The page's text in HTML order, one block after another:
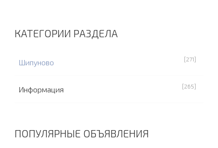
КАТЕГОРИИ РАЗДЕЛА
Шипуново [271]
Информация [265]
ПОПУЛЯРНЫЕ ОБЪЯВЛЕНИЯ